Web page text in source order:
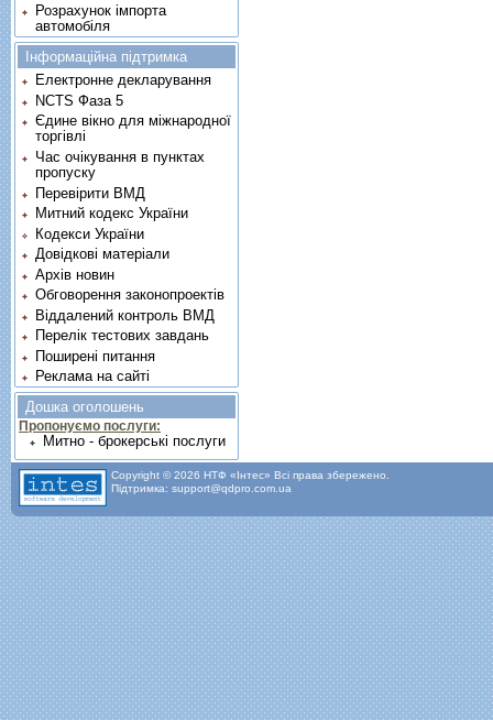
Розрахунок імпорта
автомобіля
Інформаційна підтримка
Електронне декларування
NCTS Фаза 5
Єдине вікно для міжнародної
торгівлі
Час очікування в пунктах
пропуску
Перевірити ВМД
Митний кодекс України
Кодекси України
Довідкові матеріали
Архів новин
Обговорення законопроектів
Віддалений контроль ВМД
Перелік тестових завдань
Поширені питання
Реклама на сайті
Дошка оголошень
Пропонуємо послуги:
Митно - брокерські послуги
Copyright © 2026 НТФ «Інтес» Всі права збережено.
Підтримка: support@qdpro.com.ua